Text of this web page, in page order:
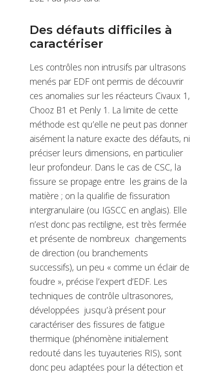
Des défauts difficiles à
caractériser
Les contrôles non intrusifs par ultrasons
menés par EDF ont permis de découvrir
ces anomalies sur les réacteurs Civaux 1,
Chooz B1 et Penly 1. La limite de cette
méthode est qu’elle ne peut pas donner
aisément la nature exacte des défauts, ni
préciser leurs dimensions, en particulier
leur profondeur. Dans le cas de CSC, la
fissure se propage entre les grains de la
matière ; on la qualifie de fissuration
intergranulaire (ou IGSCC en anglais). Elle
n’est donc pas rectiligne, est très fermée
et présente de nombreux changements
de direction (ou branchements
successifs), un peu « comme un éclair de
foudre », précise l’expert d’EDF. Les
techniques de contrôle ultrasonores,
développées jusqu’à présent pour
caractériser des fissures de fatigue
thermique (phénomène initialement
redouté dans les tuyauteries RIS), sont
donc peu adaptées pour la détection et